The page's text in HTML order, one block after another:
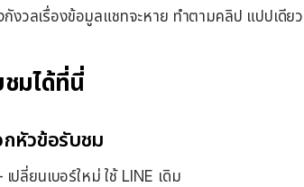
กังวลเรื่องข้อมูลแชทจะหาย ทำตามคลิป แปปเดียว
ชมได้ที่นี่
กหัวข้อรับชม
เปลี่ยนเบอร์ใหม่ ใช้ LINE เดิม